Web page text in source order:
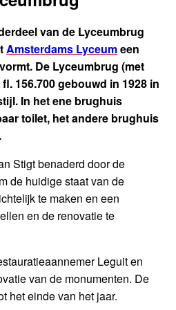
van de Lyceumbrug
Amsterdams Lyceumeen
De Lyceumbrug (met
156.700 gebouwd in 1928 in
In het ene brughuis
toilet, het andere brughuis
Stigt benaderd door de
de huidige staat van de
te maken en een
en de renovatie te
Leguit en
van de monumenten. De
het einde van het jaar.